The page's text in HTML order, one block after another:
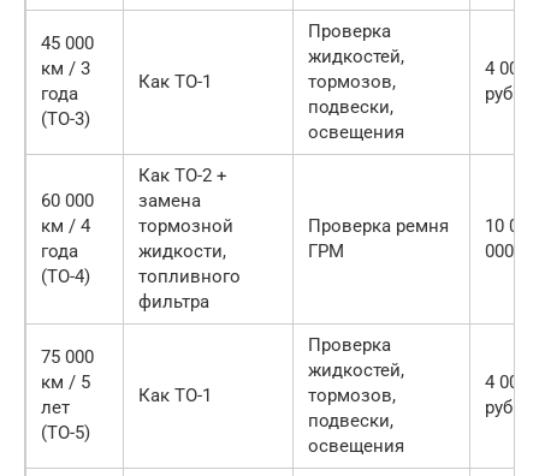
45 000
км / 3
года
(ТО-3)
Как ТО-1
Проверка
жидкостей,
тормозов,
подвески,
освещения
4 000
руб.
60 000
км / 4
года
(ТО-4)
Как ТО-2 +
замена
тормозной
жидкости,
топливного
фильтра
Проверка ремня
ГРМ
10
000
75 000
км / 5
лет
(ТО-5)
Как ТО-1
Проверка
жидкостей,
тормозов,
подвески,
освещения
4 000
руб.